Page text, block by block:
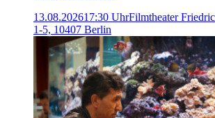
13.08.202617:30 UhrFilmtheater
1-5, 10407 Berlin